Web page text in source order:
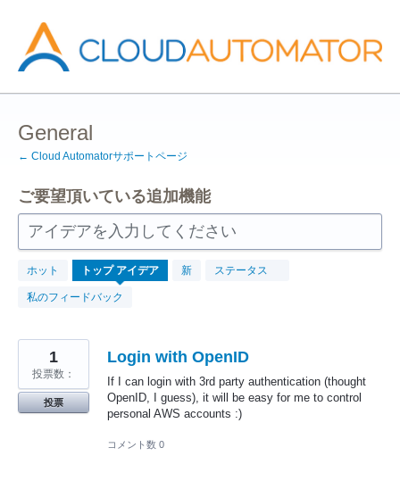
ン
ツ
ス
プ
General
← Cloud Automatorサポートページ
ご要望頂いている追加機能
アイデアを入力してください
ホット トップ アイデア 新 ステータス
私のフィードバック
157
見
つ
か
結
Login with OpenID
If I can login with 3rd party authentication (thought
OpenID, I guess), it will be easy for me to control
personal AWS accounts :)
1
投票数：
投票
コメント数 0